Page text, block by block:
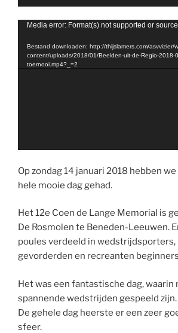
Videospeler
Media error: Format(s) not supported or
Bestand downloaden: http://thijslamers.com/asvvizier/
content/uploads/2018/01/Beelden-uit-de-Regio-2018-
toernooi.mp4?_=2
Op zondag 14 januari 2018 hebben we
hele mooie dag gehad.
Het 12e Coen de Lange Memorial is
De Rosmolen te Beneden-Leeuwen.
poules verdeeld in wedstrijdsporters,
gevorderden en recreanten
Het was een fantastische dag, waarin
spannende wedstrijden gespeeld zijn.
De gehele dag heerste er een zeer
sfeer.